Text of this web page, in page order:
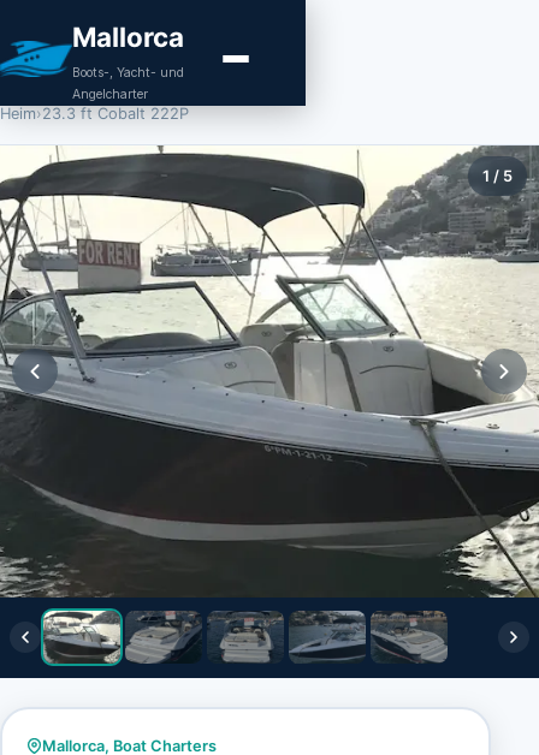
Mallorca
Boots-, Yacht- und
Angelcharter
Heim›23.3 ft Cobalt 222P
1 / 5
Mallorca, Boat Charters